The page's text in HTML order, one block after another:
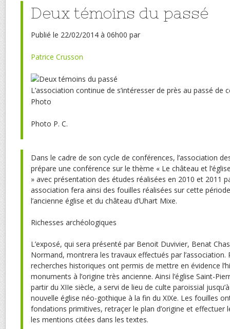
Deux témoins du passé
Publié le 22/02/2014 à 06h00 par
Patrice Crusson
L’association continue de s’intéresser de près au passé
Photo
Photo P. C.
Dans le cadre de son cycle de conférences, l’association
prépare une conférence sur le thème « Le château et
» avec présentation des études réalisées en 2010 et 2011
association fera ainsi des fouilles réalisées sur cette
l’ancienne église et du château d’Uhart Mixe.
Richesses archéologiques
L’exposé, qui sera présenté par Benoit Duvivier, Benat
Normand, montrera les travaux effectués par l’association.
recherches historiques ont permis de mettre en évidence
monuments à l’origine très ancienne. Ainsi l’église Saint-
partir du XIIe siècle, a servi de lieu de culte paroissial
nouvelle église néo-gothique à la fin du XIXe. Les fouilles
fondations primitives, retraçer le plan d’origine et
les mentions citées dans les textes.